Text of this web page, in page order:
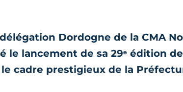
Dordogne de la CMA
le lancement de sa 29ᵉ édition
le cadre prestigieux de la